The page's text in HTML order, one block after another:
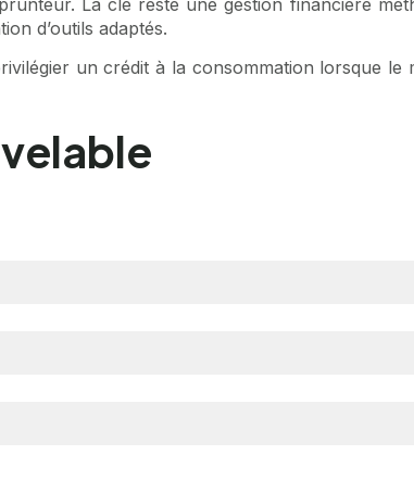
d’outils adaptés.
un crédit à la consommation lorsque